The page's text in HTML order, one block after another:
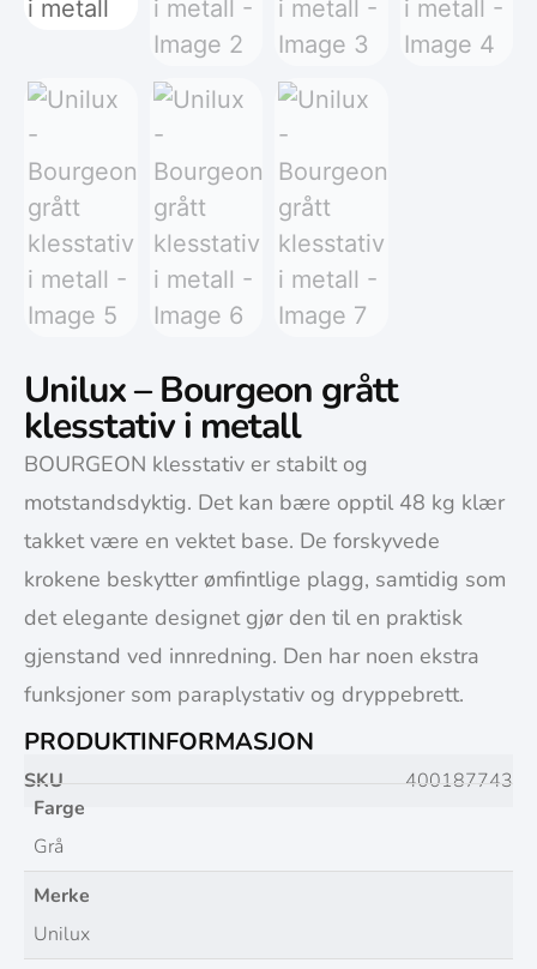
Unilux – Bourgeon grått
klesstativ i metall
BOURGEON klesstativ er stabilt og
motstandsdyktig. Det kan bære opptil 48 kg klær
takket være en vektet base. De forskyvede
krokene beskytter ømfintlige plagg, samtidig som
det elegante designet gjør den til en praktisk
gjenstand ved innredning. Den har noen ekstra
funksjoner som paraplystativ og dryppebrett.
PRODUKTINFORMASJON
SKU
400187743
Farge
Grå
Merke
Unilux